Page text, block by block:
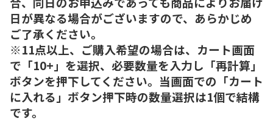
日が異なる場合がございますので、あらかじめ
ご了承ください。
※11点以上、ご購入希望の場合は、カート画面
で「10+」を選択、必要数量を入力し「再計算」
ボタンを押下してください。当画面での「カート
に入れる」ボタン押下時の数量選択は1個で結構
です。